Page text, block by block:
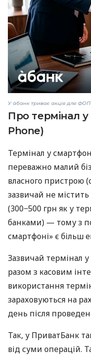
У àбанк триває акція для
Про термінал
Phone)
Термінал у
переважно малий
власного пристрою
зазвичай не
(300−500 грн як у
банками) — тому з
смартфоні» є більш
Зазвичай термінал
разом з касовим
використання
зараховуються на
день після
Так, у ПриватБанк
від суми операцій.